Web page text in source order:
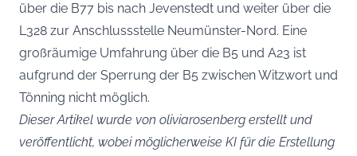
über die B77 bis nach Jevenstedt und weiter über die
L328 zur Anschlussstelle Neumünster-Nord. Eine
großräumige Umfahrung über die B5 und A23 ist
aufgrund der Sperrung der B5 zwischen Witzwort und
Tönning nicht möglich.
Dieser Artikel wurde von oliviarosenberg erstellt und
veröffentlicht, wobei möglicherweise KI für die Erstellung